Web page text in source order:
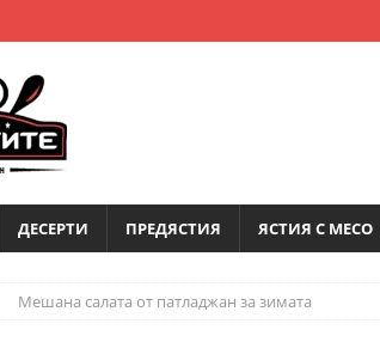
ДЕСЕРТИ ПРЕДЯСТИЯ ЯСТИЯ С МЕСО
Мешана салата от патладжан за зимата